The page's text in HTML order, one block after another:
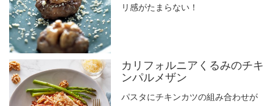
リ感がたまらない！
カリフォルニアくるみのチキ
ンパルメザン
パスタにチキンカツの組み合わせが